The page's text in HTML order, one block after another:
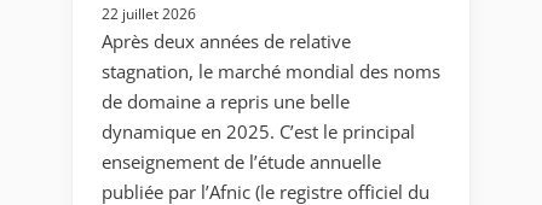
22 juillet 2026
Après deux années de relative
stagnation, le marché mondial des noms
de domaine a repris une belle
dynamique en 2025. C’est le principal
enseignement de l’étude annuelle
publiée par l’Afnic (le registre officiel du